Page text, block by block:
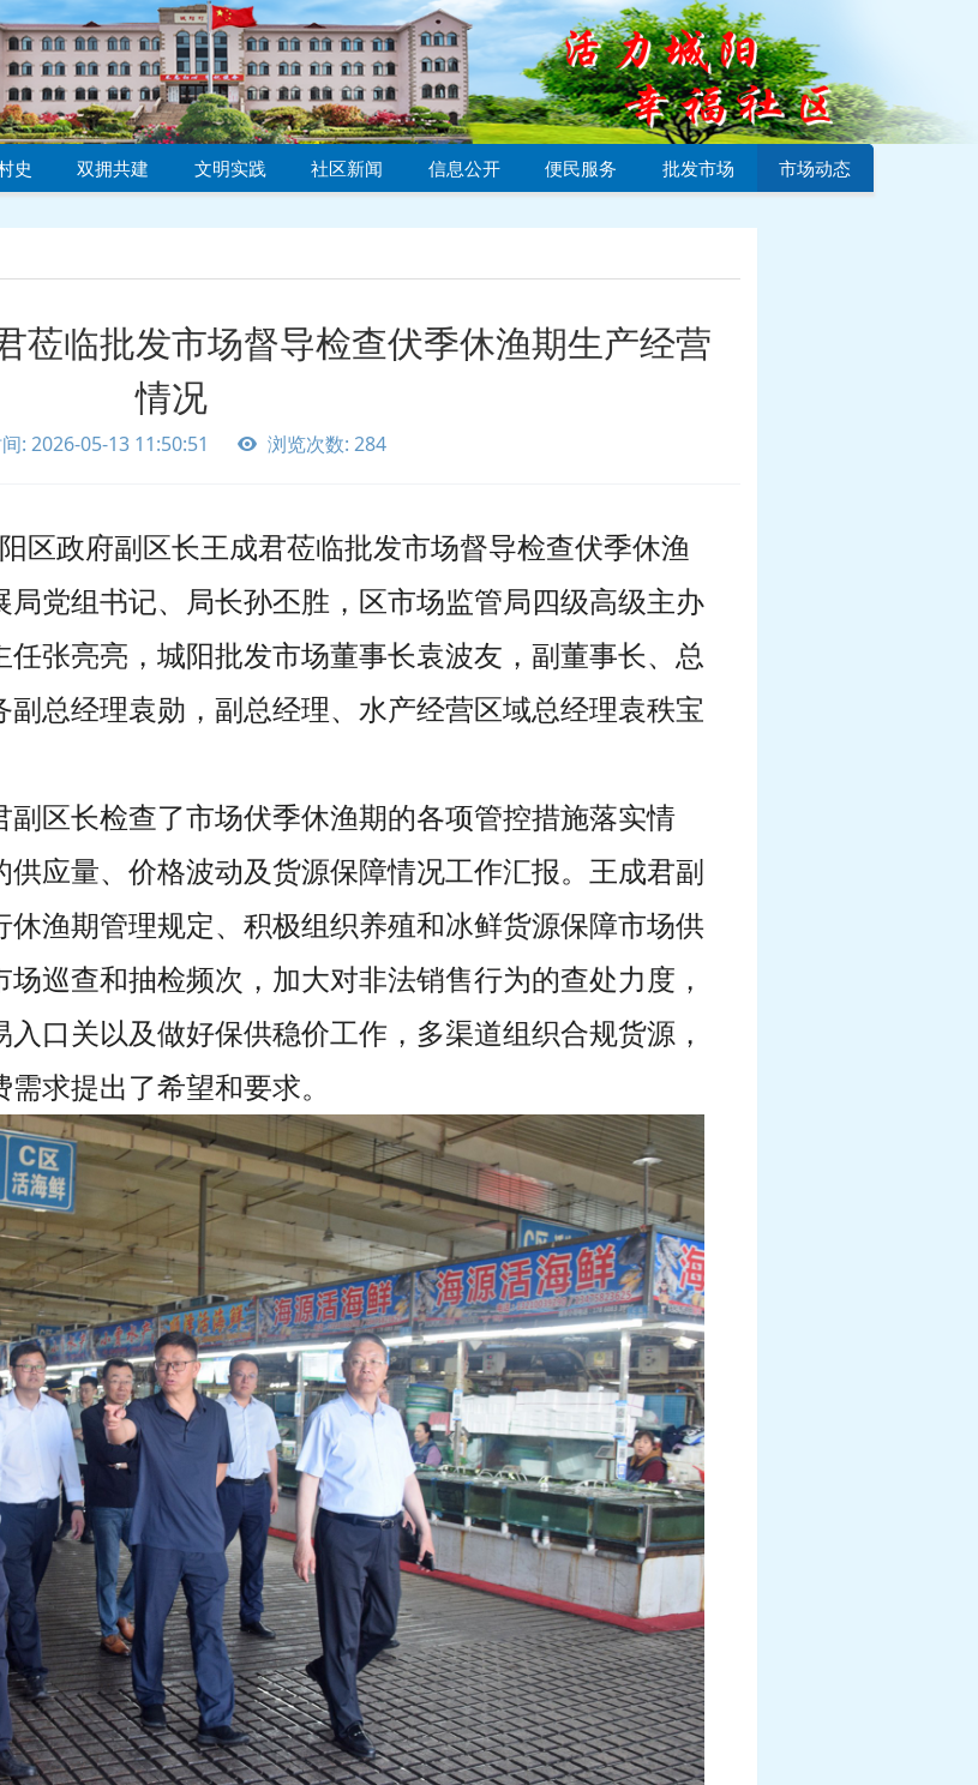
史 双拥共建 文明实践 社区新闻 信息公开 便民服务 批发市场 市场动态
莅临批发市场督导检查伏季休渔期生产经营
情况
: 2026-05-13 11:50:51 浏览次数: 284
区政府副区长王成君莅临批发市场督导检查伏季休渔
党组书记、局长孙丕胜，区市场监管局四级高级主办
张亮亮，城阳批发市场董事长袁波友，副董事长、总
总经理袁勋，副总经理、水产经营区域总经理袁秩宝
副区长检查了市场伏季休渔期的各项管控措施落实情
应量、价格波动及货源保障情况工作汇报。王成君副
休渔期管理规定、积极组织养殖和冰鲜货源保障市场供
巡查和抽检频次，加大对非法销售行为的查处力度，
口关以及做好保供稳价工作，多渠道组织合规货源，
求提出了希望和要求。